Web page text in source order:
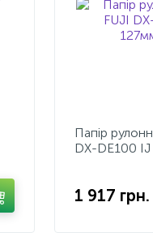
Папір
DX-DE100
1 917 грн.